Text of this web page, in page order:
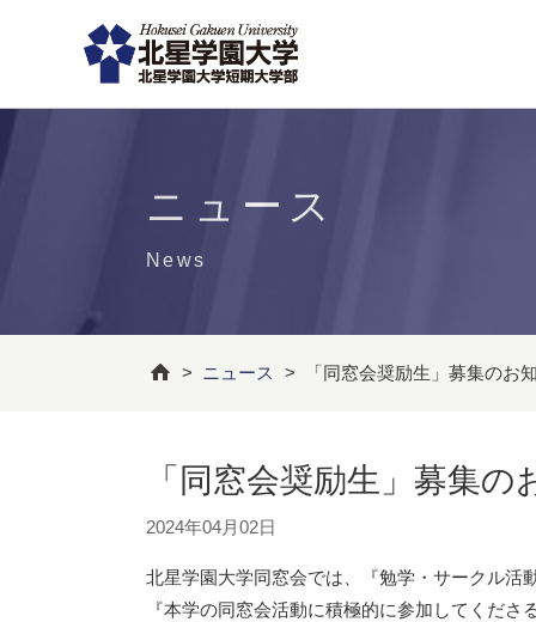
ニュース
News
> ニュース > 「同窓会奨励生」募集のお
「同窓会奨励生」募集の
2024年04月02日
北星学園大学同窓会では、『勉学・サークル活
『本学の同窓会活動に積極的に参加してくだ